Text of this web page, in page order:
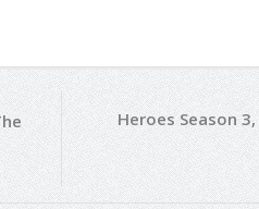
Heroes Season